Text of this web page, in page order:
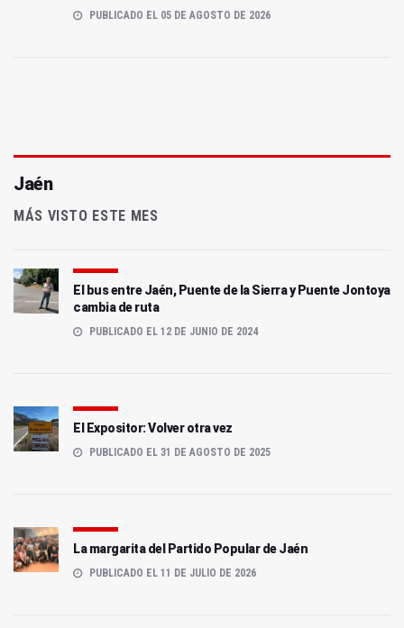
PUBLICADO EL 05 DE AGOSTO DE 2026
Jaén
MÁS VISTO ESTE MES
El bus entre Jaén, Puente de la Sierra y Puente Jontoya
cambia de ruta
PUBLICADO EL 12 DE JUNIO DE 2024
El Expositor: Volver otra vez
PUBLICADO EL 31 DE AGOSTO DE 2025
La margarita del Partido Popular de Jaén
PUBLICADO EL 11 DE JULIO DE 2026